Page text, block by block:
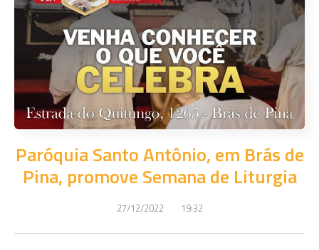
Paróquia Santo Antônio, em Brás de
Pina, promove Semana de Liturgia
27/12/2022 19:32